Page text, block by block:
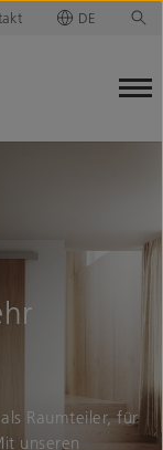
DE
Raumteiler, für
unseren